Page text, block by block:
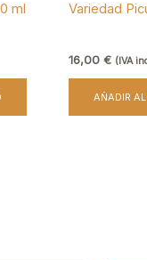
ml
Variedad
16,00 € (IVA
AÑADIR